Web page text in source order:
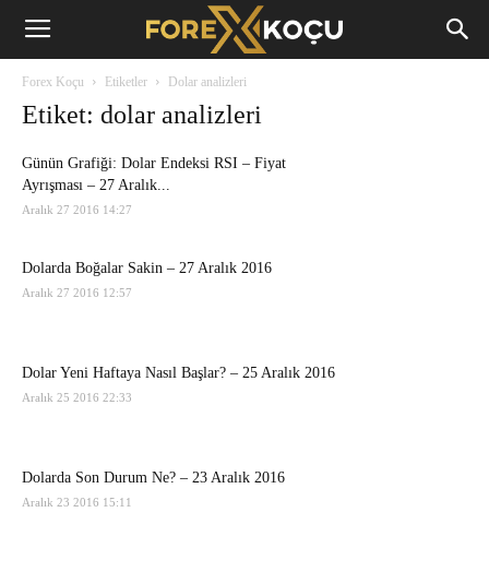
Forex
Forex Koçu Etiketler Dolar analizleri
Etiket: dolar analizleri
Günün Grafiği: Dolar Endeksi RSI – Fiyat
Ayrışması – 27 Aralık...
Aralık 27 2016 14:27
Dolarda Boğalar Sakin – 27 Aralık 2016
Aralık 27 2016 12:57
Dolar Yeni Haftaya Nasıl Başlar? – 25 Aralık 2016
Aralık 25 2016 22:33
Dolarda Son Durum Ne? – 23 Aralık 2016
Aralık 23 2016 15:11